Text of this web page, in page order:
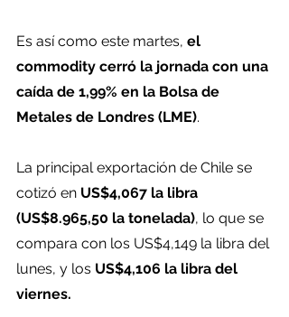
Es así como este martes, el
commodity cerró la jornada con una
caída de 1,99% en la Bolsa de
Metales de Londres (LME).
La principal exportación de Chile se
cotizó en US$4,067 la libra
(US$8.965,50 la tonelada), lo que se
compara con los US$4,149 la libra del
lunes, y los US$4,106 la libra del
viernes.